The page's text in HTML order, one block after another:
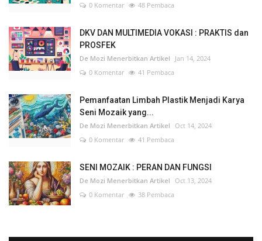
0 Komentar
48 Pembaca
DKV DAN MULTIMEDIA VOKASI : PRAKTIS dan
PROSFEK
De Mozi Menerbitkan Artikel
Jan 14, 2024
0 Komentar
41 Pembaca
Pemanfaatan Limbah Plastik Menjadi Karya
Seni Mozaik yang...
De Mozi Menerbitkan Artikel
Oct 14, 2024
0 Komentar
41 Pembaca
SENI MOZAIK : PERAN DAN FUNGSI
De Mozi Menerbitkan Artikel
Oct 13, 2024
0 Komentar
38 Pembaca